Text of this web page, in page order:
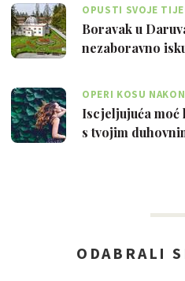
OPUSTI SVOJE
Boravak u
nezaboravno
OPERI KOSU
Iscjeljujuća moć
s tvojim